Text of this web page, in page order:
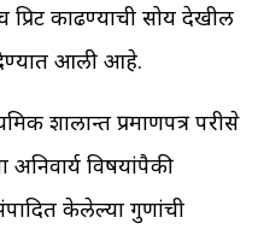
काढण्याची सोय देखील
आली आहे.
शालान्त प्रमाणपत्र परीक्षेस
अनिवार्य विषयांपैकी
केलेल्या गुणांची